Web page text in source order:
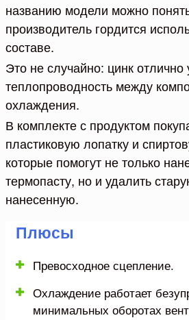
названию модели можно
производитель гордится
составе.
Это не случайно: цинк отлично
теплопроводность между
охлаждения.
В комплекте с продуктом
пластиковую лопатку и
которые помогут не только
термопасту, но и удалить
нанесенную.
Плюсы
Превосходное сцепление.
Охлаждение работает
минимальных оборотах